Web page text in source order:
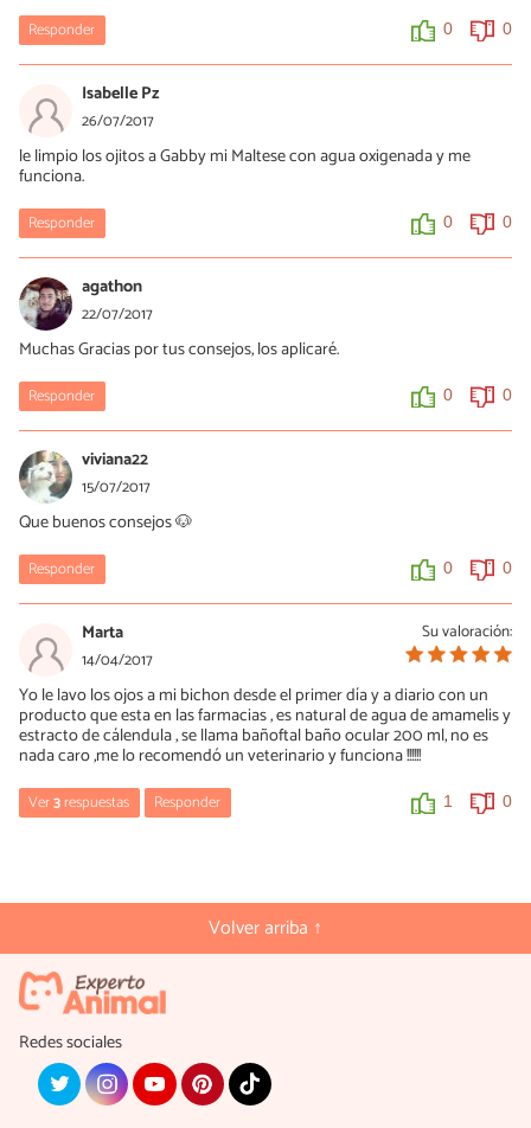
Responder 0 0
Isabelle Pz
26/07/2017
le limpio los ojitos a Gabby mi Maltese con agua oxigenada y me
funciona.
Responder 0 0
agathon
22/07/2017
Muchas Gracias por tus consejos, los aplicaré.
Responder 0 0
viviana22
15/07/2017
Que buenos consejos 🐶
Responder 0 0
Su valoración:
Marta
14/04/2017
Yo le lavo los ojos a mi bichon desde el primer día y a diario con un
producto que esta en las farmacias , es natural de agua de amamelis y
estracto de cálendula , se llama bañoftal baño ocular 200 ml, no es
nada caro ,me lo recomendó un veterinario y funciona !!!!!!
Ver3respuestas Responder 1 0
Perdone que le moleste:
Con este líquido le limpia todo el ojo ó solo la parte manchada?
Se le elimina la mancha de óxido?
Muchas Gracias.
Volver arriba ↑
Redes sociales